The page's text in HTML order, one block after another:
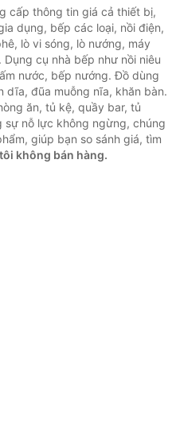
cấp thông tin giá cả thiết bị,
dụng, bếp các loại, nồi điện,
lò vi sóng, lò nướng, máy
cụ nhà bếp như nồi niêu
nước, bếp nướng. Đồ dùng
dĩa, đũa muỗng nĩa, khăn bàn.
ăn, tủ kệ, quầy bar, tủ
sự nỗ lực không ngừng, chúng
giúp bạn so sánh giá, tìm
không bán hàng.